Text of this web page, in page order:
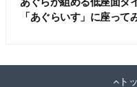
「あぐらいす」に座って
ト